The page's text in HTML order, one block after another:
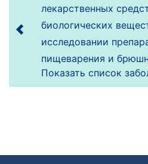
лекарственных
биологических
исследовании
пищеварения и
Показать список